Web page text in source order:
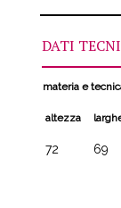
DATI
materia e
altezza
72 69